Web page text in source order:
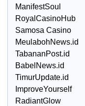
ManifestSoul
RoyalCasinoHub
Samosa Casino
MeulabohNews.id
TabananPost.id
BabelNews.id
TimurUpdate.id
ImproveYourself
RadiantGlow